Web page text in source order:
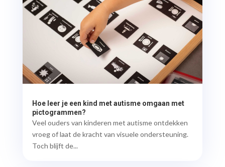
Hoe leer je een kind met autisme omgaan met
pictogrammen?
Veel ouders van kinderen met autisme ontdekken
vroeg of laat de kracht van visuele ondersteuning.
Toch blijft de...